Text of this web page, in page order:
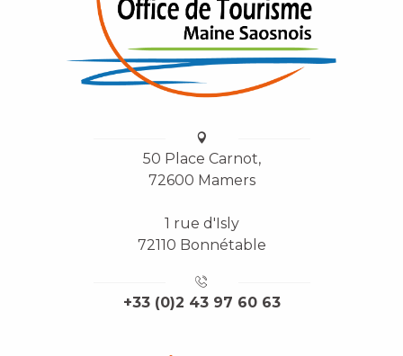
50 Place Carnot,
72600 Mamers
1 rue d'Isly
72110 Bonnétable
+33 (0)2 43 97 60 63